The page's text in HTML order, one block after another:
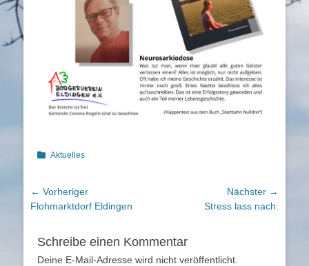
Kategorien
Aktuelles
Beitragsnavigation
← Vorheriger
Vorheriger
Flohmarktdorf Eldingen
Nächster →
Stress lass nach:
Schreibe einen Kommentar
Deine E-Mail-Adresse wird nicht veröffentlicht.